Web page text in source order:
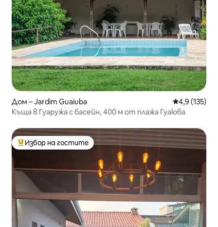
Дом – Jardim Guaiuba Средна
4,9 (135)
Къща в Гуаружа с басейн, 400 м от плажа Гуаюба
Най-популярен избор на гостите
Избор на гостите